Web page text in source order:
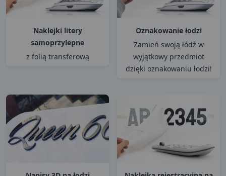
Naklejki litery
samoprzylepne
z folią transferową
Oznakowanie łodzi
Zamień swoją łódź w
wyjątkowy przedmiot
dzięki oznakowaniu łodzi!